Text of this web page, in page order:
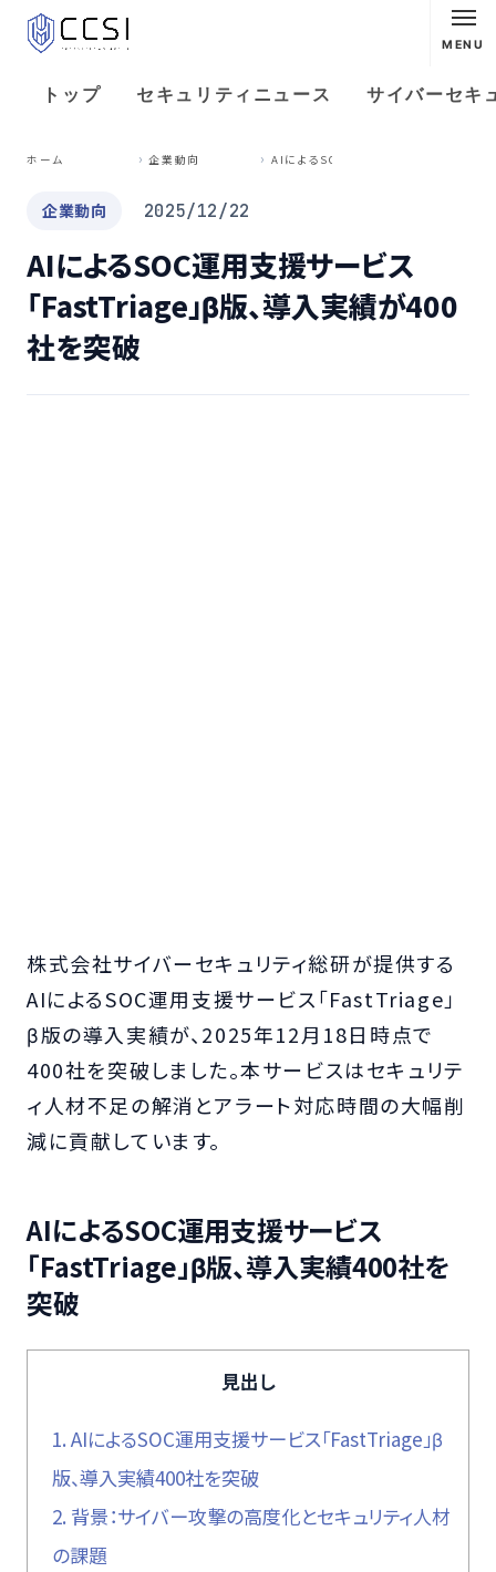
MENU
トップ セキュリティニュース サイバーセキ
ホーム 企業動向
企業動向 2025/12/22
AIによるSOC運用支援サービス
「FastTriage」β版、導入実績が400
社を突破
株式会社サイバーセキュリティ総研が提供する
AIによるSOC運用支援サービス「FastTriage」
β版の導入実績が、2025年12月18日時点で
400社を突破しました。本サービスはセキュリテ
ィ人材不足の解消とアラート対応時間の大幅削
減に貢献しています。
AIによるSOC運用支援サービス
「FastTriage」β版、導入実績400社を
突破
見出し
1. AIによるSOC運用支援サービス「FastTriage」β
版、導入実績400社を突破
2. 背景：サイバー攻撃の高度化とセキュリティ人材
の課題